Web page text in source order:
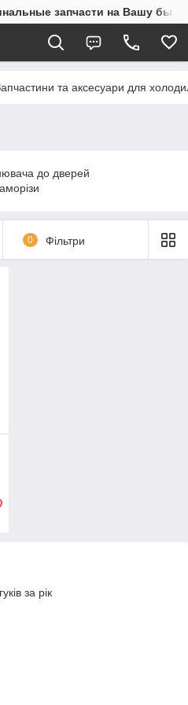
запчасти на Вашу
та аксесуари для
до дверей
0 Фільтри
за рік